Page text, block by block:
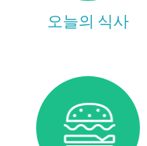
오늘의 식사